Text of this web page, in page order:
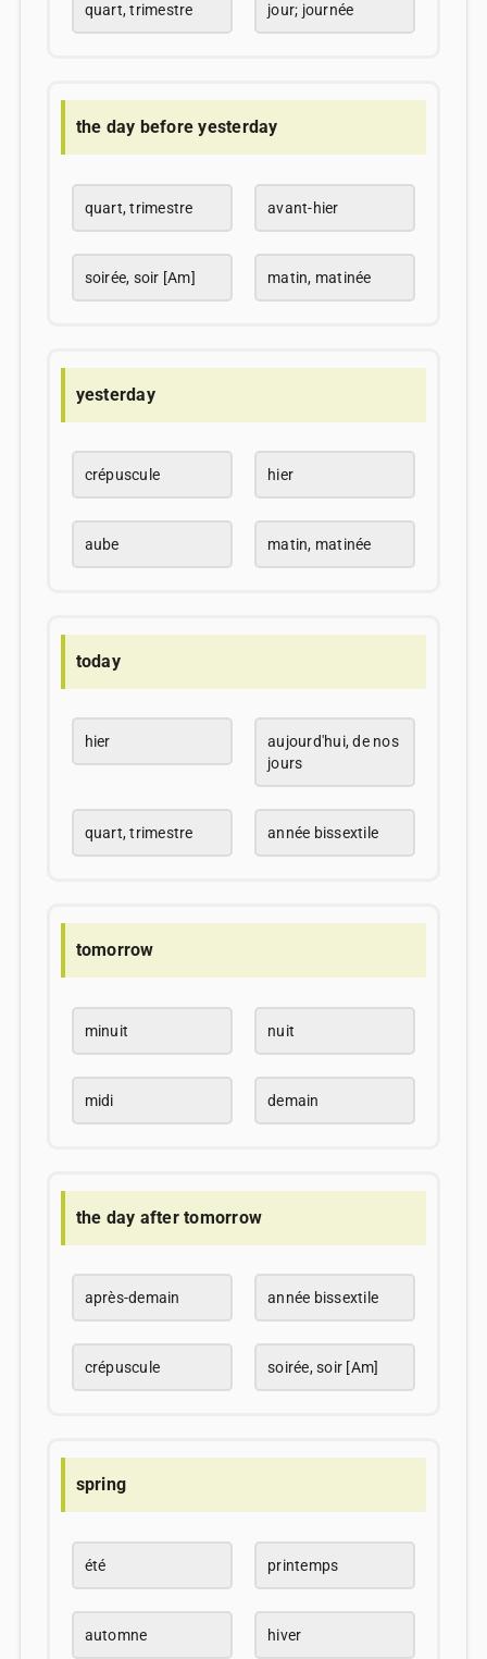
quart, trimestre jour; journée
the day before yesterday
quart, trimestre avant-hier
soirée, soir [Am] matin, matinée
yesterday
crépuscule hier
aube matin, matinée
today
hier
aujourd'hui, de nos
jours
quart, trimestre année bissextile
tomorrow
minuit nuit
midi demain
the day after tomorrow
après-demain année bissextile
crépuscule soirée, soir [Am]
spring
été printemps
automne hiver